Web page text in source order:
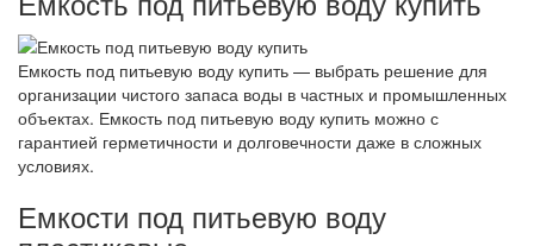
Емкость под питьевую воду купить — выбрать решение для
организации чистого запаса воды в частных и промышленных
объектах. Емкость под питьевую воду купить можно с
гарантией герметичности и долговечности даже в сложных
условиях.
Емкости под питьевую воду